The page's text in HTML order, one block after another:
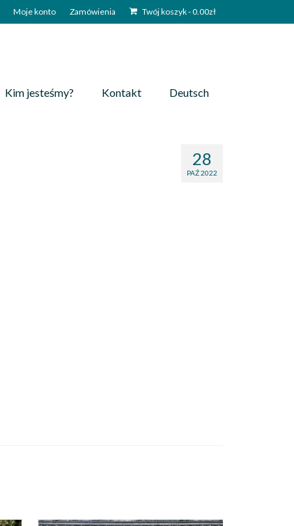
Moje konto Zamówienia Twój koszyk-0.00zł
Kim jesteśmy? Kontakt Deutsch
28
PAŹ 2022